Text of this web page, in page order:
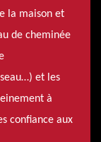
la maison et
de cheminée
et les
à
confiance aux